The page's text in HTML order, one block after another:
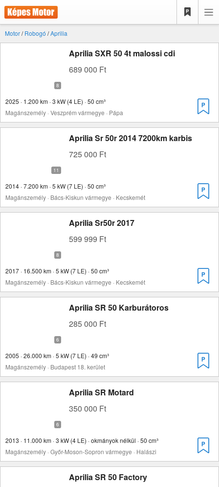
Motor/Robogó /Aprilia
Aprilia SXR 50 4t malossi cdi
689 000 Ft
2025 · 1.200 km · 3 kW (4 LE) · 50 cm³
Magánszemély · Veszprém vármegye · Pápa
Aprilia Sr 50r 2014 7200km karbis
725 000 Ft
2014 · 7.200 km · 5 kW (7 LE) · 50 cm³
Magánszemély · Bács-Kiskun vármegye · Kecskemét
Aprilia Sr50r 2017
599 999 Ft
2017 · 16.500 km · 5 kW (7 LE) · 50 cm³
Magánszemély · Bács-Kiskun vármegye · Kecskemét
Aprilia SR 50 Karburátoros
285 000 Ft
2005 · 26.000 km · 5 kW (7 LE) · 49 cm³
Magánszemély · Budapest 18. kerület
Aprilia SR Motard
350 000 Ft
2013 · 11.000 km · 3 kW (4 LE) · okmányok nélkül · 50 cm³
Magánszemély · Győr-Moson-Sopron vármegye · Halászi
Aprilia SR 50 Factory